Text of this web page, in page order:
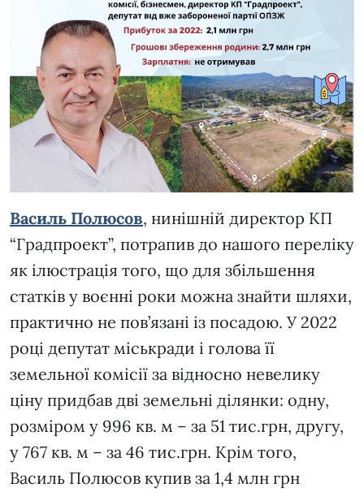
Василь Полюсов, нинішній директор КП
“Градпроект”, потрапив до нашого переліку
як ілюстрація того, що для збільшення
статків у воєнні роки можна знайти шляхи,
практично не пов’язані із посадою. У 2022
році депутат міськради і голова її
земельної комісії за відносно невелику
ціну придбав дві земельні ділянки: одну,
розміром у 996 кв. м – за 51 тис.грн, другу,
у 767 кв. м – за 46 тис.грн. Крім того,
Василь Полюсов купив за 1,4 млн грн